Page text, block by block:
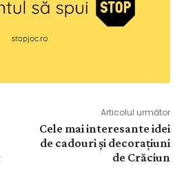
Articolul următor
Cele mai interesante idei
de cadouri și decorațiuni
de Crăciun